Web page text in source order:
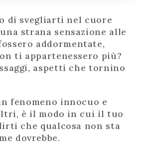
di svegliarti nel cuore
strana sensazione alle
addormentate,
ti appartenessero più?
aspetti che tornino
fenomeno innocuo e
è il modo in cui il tuo
che qualcosa non sta
dovrebbe.